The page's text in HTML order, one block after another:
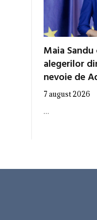
Maia
alegerilor
nevoie de
7 august 2026
…